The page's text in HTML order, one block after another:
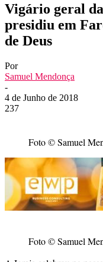
Vigário geral
presidiu em
de Deus
Por
Samuel Mendonça
-
4 de Junho de 2018
237
Foto © Samuel
Foto © Samuel